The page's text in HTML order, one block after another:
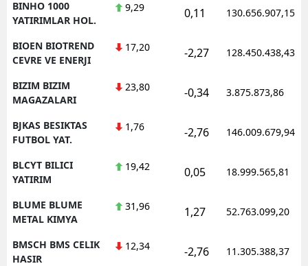
BINHO 1000
YATIRIMLAR HOL.
9,29 0,11 130.656.907,15
BIOEN BIOTREND
CEVRE VE ENERJI
17,20 -2,27 128.450.438,43
BIZIM BIZIM
MAGAZALARI
23,80 -0,34 3.875.873,86
BJKAS BESIKTAS
FUTBOL YAT.
1,76 -2,76 146.009.679,94
BLCYT BILICI
YATIRIM
19,42 0,05 18.999.565,81
BLUME BLUME
METAL KIMYA
31,96 1,27 52.763.099,20
BMSCH BMS CELIK
HASIR
12,34 -2,76 11.305.388,37